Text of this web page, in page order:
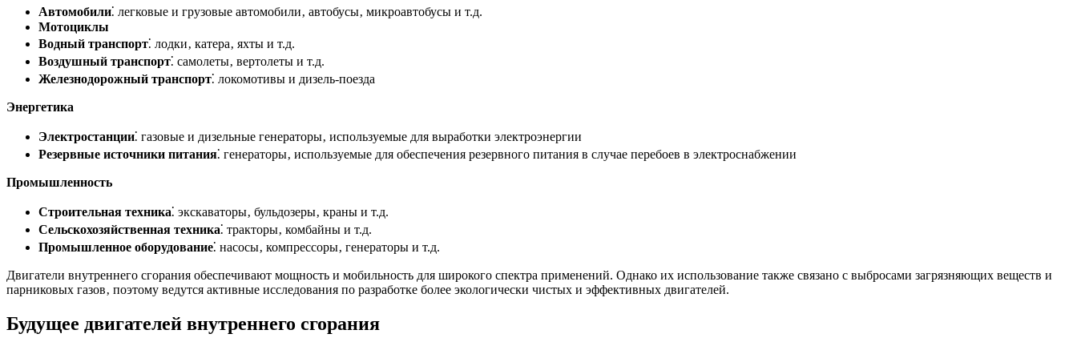
Автомобили⁚ легковые и грузовые автомобили‚ автобусы‚ микроавтобусы и т.д.
Мотоциклы
Водный транспорт⁚ лодки‚ катера‚ яхты и т.д.
Воздушный транспорт⁚ самолеты‚ вертолеты и т.д.
Железнодорожный транспорт⁚ локомотивы и дизель-поезда
Энергетика
Электростанции⁚ газовые и дизельные генераторы‚ используемые для выработки электроэнергии
Резервные источники питания⁚ генераторы‚ используемые для обеспечения резервного питания в случае перебоев в электроснабжении
Промышленность
Строительная техника⁚ экскаваторы‚ бульдозеры‚ краны и т.д.
Сельскохозяйственная техника⁚ тракторы‚ комбайны и т.д.
Промышленное оборудование⁚ насосы‚ компрессоры‚ генераторы и т.д.
Двигатели внутреннего сгорания обеспечивают мощность и мобильность для широкого спектра применений. Однако их использование также связано с выбросами загрязняющих веществ и
парниковых газов‚ поэтому ведутся активные исследования по разработке более экологически чистых и эффективных двигателей.
Будущее двигателей внутреннего сгорания